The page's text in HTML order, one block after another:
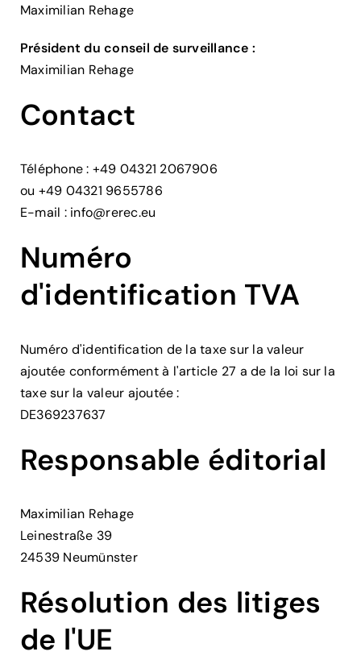
Maximilian Rehage
Président du conseil de surveillance :
Maximilian Rehage
Contact
Téléphone : +49 04321 2067906
ou +49 04321 9655786
E-mail : info@rerec.eu
Numéro
d'identification TVA
Numéro d'identification de la taxe sur la valeur
ajoutée conformément à l'article 27 a de la loi sur la
taxe sur la valeur ajoutée :
DE369237637
Responsable éditorial
Maximilian Rehage
Leinestraße 39
24539 Neumünster
Résolution des litiges
de l'UE